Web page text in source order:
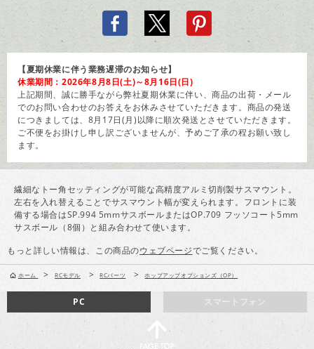
【夏期休業に伴う業務遅滞のお知らせ】
休業期間：2026年8月8日(土)～8月16日(日)
上記期間、誠に勝手ながら弊社夏期休業に伴い、商品の出荷・メール
でのお問い合わせのお答えをお休みさせていただきます。商品の発送
につきましては、8月17日(月)以降に順次発送とさせていただきます。
ご不便をお掛けし申し訳ございませんが、予めご了承の程お願い致し
ます。
繊細なトー角セッティングが可能な高精度アルミ切削製サスマウント。
左右を入れ替えることでサスマウント幅が変えられます。フロントに装
備する場合はSP.994 5mmサスボールまたはOP.709 フッソコート5mm
サスボール（8個）と組み合わせて使います。
もっと詳しい情報は、この商品のウェブページでご覧ください。
ホーム > RCモデル > RCパーツ > ホップアップオプションズ（OP）
スマートフォン
PC